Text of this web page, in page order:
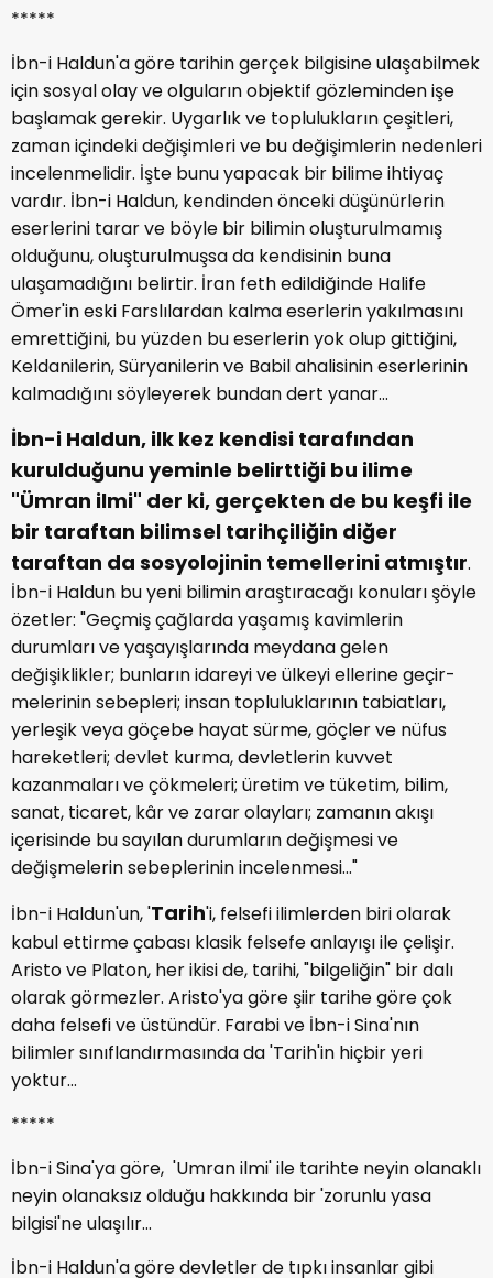
*****
İbn-i Haldun'a göre tarihin gerçek bilgisine ulaşabilmek
için sosyal olay ve olguların objektif gözleminden işe
başlamak gerekir. Uygarlık ve toplulukların çeşitleri,
zaman içindeki değişimleri ve bu değişimlerin nedenleri
incelenmelidir. İşte bunu yapacak bir bilime ihtiyaç
vardır. İbn-i Haldun, kendinden önceki düşünürlerin
eserlerini tarar ve böyle bir bilimin oluşturulmamış
olduğunu, oluşturulmuşsa da kendisinin buna
ulaşamadığını belirtir. İran feth edildiğinde Halife
Ömer'in eski Farslılardan kalma eserlerin yakılmasını
emrettiğini, bu yüzden bu eserlerin yok olup gittiğini,
Keldanilerin, Süryanilerin ve Babil ahalisinin eserlerinin
kalmadığını söyleyerek bundan dert yanar...
İbn-i Haldun, ilk kez kendisi tarafından
kurulduğunu yeminle belirttiği bu ilime
"Ümran ilmi" der ki, gerçekten de bu keşfi ile
bir taraftan bilimsel tarihçiliğin diğer
taraftan da sosyolojinin temellerini atmıştır.
İbn-i Hal­dun bu yeni bilimin araştıracağı konuları şöyle
özetler: "Geç­miş çağlarda yaşamış kavimlerin
durumları ve yaşayışlarında mey­dana gelen
değişiklikler; bunların idareyi ve ülkeyi ellerine geçir­
melerinin sebepleri; insan topluluklarının tabiatları,
yerleşik veya göçebe hayat sürme, göçler ve nüfus
hareketleri; devlet kurma, dev­letlerin kuvvet
kazanmaları ve çökmeleri; üretim ve tüketim, bilim,
sanat, ticaret, kâr ve zarar olayları; zamanın akışı
içerisinde bu sayılan durumların değişmesi ve
değişmelerin sebeplerinin incelen­mesi..."
İbn-i Haldun'un, 'Tarih'i, felsefi ilimlerden biri olarak
kabul ettirme çabası klasik felsefe anlayışı ile çelişir.
Aristo ve Platon, her ikisi de, tarihi, "bilgeliğin" bir dalı
olarak görmezler. Aristo'ya göre şiir tarihe göre çok
daha felsefi ve üstündür. Farabi ve İbn-i Sina'nın
bilimler sınıflandırmasında da 'Tarih'in hiçbir yeri
yoktur...
*****
İbn-i Sina'ya göre, 'Umran ilmi' ile tarihte neyin olanaklı
neyin olanaksız olduğu hakkında bir 'zorunlu yasa
bilgisi'ne ulaşılır...
İbn-i Haldun'a göre devletler de tıpkı insanlar gibi